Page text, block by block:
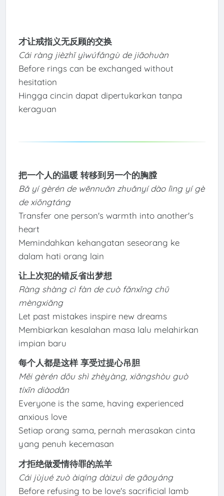
才让戒指义无反顾的交换
Cái ràng jièzhǐ yìwúfǎngù de jiāohuàn
Before rings can be exchanged without
hesitation
Hingga cincin dapat dipertukarkan tanpa
keraguan
把一个人的温暖 转移到另一个的胸膛
Bǎ yí gèrén de wēnnuǎn zhuǎnyí dào lìng yí gè
de xiōngtáng
Transfer one person's warmth into another's
heart
Memindahkan kehangatan seseorang ke
dalam hati orang lain
让上次犯的错反省出梦想
Ràng shàng cì fàn de cuò fǎnxǐng chū
mèngxiǎng
Let past mistakes inspire new dreams
Membiarkan kesalahan masa lalu melahirkan
impian baru
每个人都是这样 享受过提心吊胆
Měi gèrén dōu shì zhèyàng, xiǎngshòu guò
tíxīn diàodǎn
Everyone is the same, having experienced
anxious love
Setiap orang sama, pernah merasakan cinta
yang penuh kecemasan
才拒绝做爱情待罪的羔羊
Cái jùjué zuò àiqíng dàizuì de gāoyáng
Before refusing to be love's sacrificial lamb